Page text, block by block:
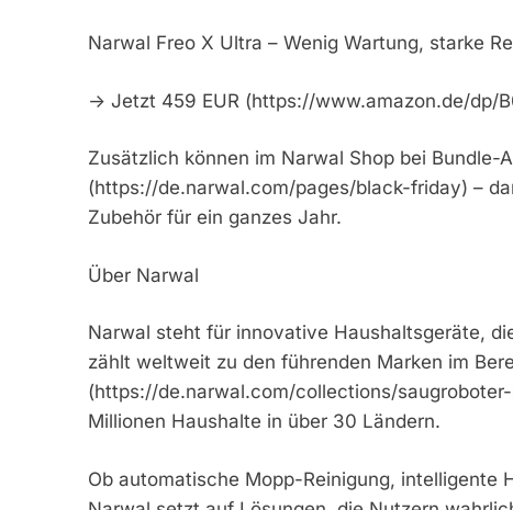
Narwal Freo X Ultra – Wenig Wartung, starke
-> Jetzt 459 EUR (https://www.amazon.de/dp/
Zusätzlich können im Narwal Shop bei
(https://de.narwal.com/pages/black-friday) –
Zubehör für ein ganzes Jahr.
Über Narwal
Narwal steht für innovative Haushaltsgeräte,
zählt weltweit zu den führenden Marken im
(https://de.narwal.com/collections/
Millionen Haushalte in über 30 Ländern.
Ob automatische Mopp-Reinigung, intelligente